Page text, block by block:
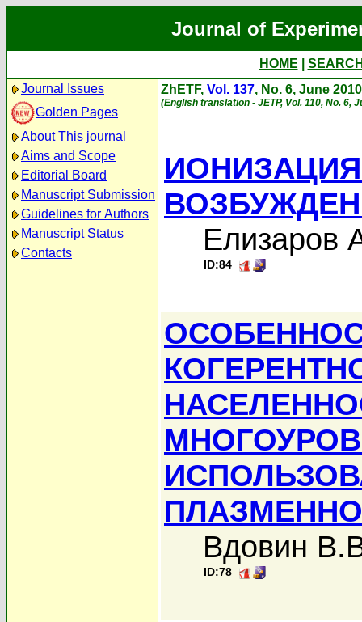
Journal of
HOME
Journal Issues
Golden Pages
About This journal
Aims and Scope
Editorial Board
Manuscript Submission
Guidelines for Authors
Manuscript Status
Contacts
ZhETF, Vol. 137, No. 6, June 2010
(English translation - JETP, Vol. 110, No. 6,
Елизаров
ID:84
Вдовин
ID:78